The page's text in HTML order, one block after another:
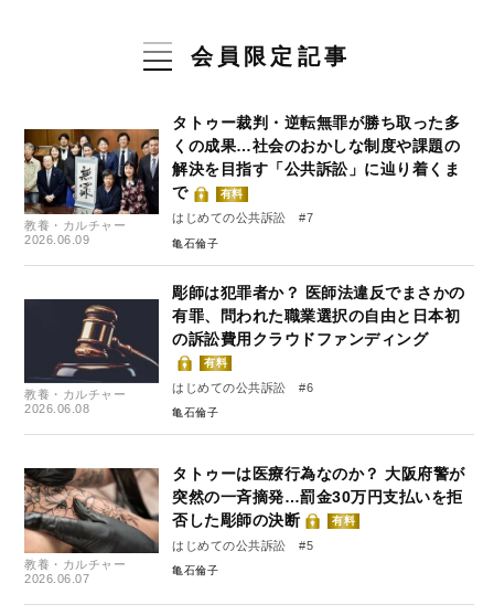
会員限定記事
教養・カルチャー
2026.06.09
タトゥー裁判・逆転無罪が勝ち取った多
くの成果…社会のおかしな制度や課題の
解決を目指す「公共訴訟」に辿り着くま
で
有料
はじめての公共訴訟 #7
亀石倫子
教養・カルチャー
2026.06.08
彫師は犯罪者か？ 医師法違反でまさかの
有罪、問われた職業選択の自由と日本初
の訴訟費用クラウドファンディング
有料
はじめての公共訴訟 #6
亀石倫子
教養・カルチャー
2026.06.07
タトゥーは医療行為なのか？ 大阪府警が
突然の一斉摘発…罰金30万円支払いを拒
否した彫師の決断
有料
はじめての公共訴訟 #5
亀石倫子